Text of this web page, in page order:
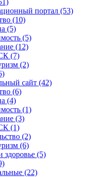
портал (53)
(10)
(5)
(5)
(12)
(7)
(2)
сайт (42)
(6)
(4)
(1)
(3)
(1)
(2)
(6)
здоровье (5)
(22)